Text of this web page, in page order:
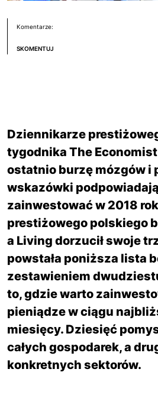
Komentarze:
SKOMENTUJ
Dziennikarze
tygodnika The
ostatnio burzę mózgów i
wskazówki
zainwestować w 2018
prestiżowego polskiego
a Living dorzucił swoje
powstała poniższa lista
zestawieniem
to, gdzie warto
pieniądze w ciągu
miesięcy. Dziesięć
całych gospodarek, a
konkretnych sektorów.